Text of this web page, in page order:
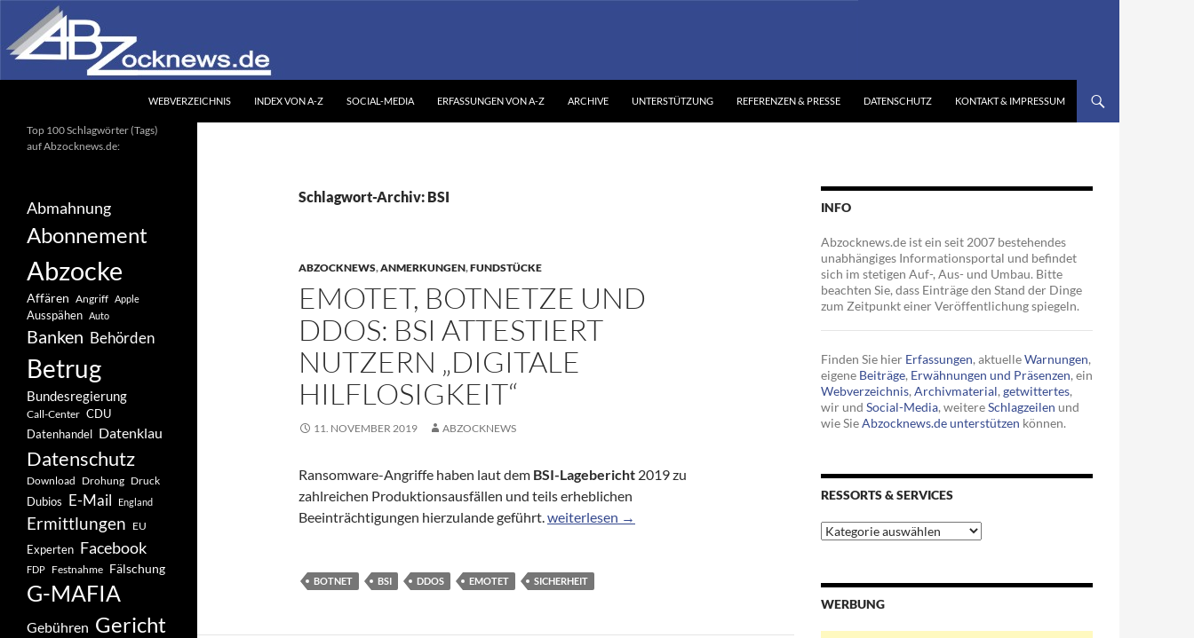
Inhalt
springen
WEBVERZEICHNIS INDEX VON A-Z SOCIAL-MEDIA ERFASSUNGEN VON A-Z ARCHIVE UNTERSTÜTZUNG REFERENZEN & PRESSE DATENSCHUTZ KONTAKT & IMPRESSUM
Schlagwort-Archiv: BSI
ABZOCKNEWS,ANMERKUNGEN,FUNDSTÜCKE
EMOTET, BOTNETZE UND
DDOS: BSI ATTESTIERT
NUTZERN „DIGITALE
HILFLOSIGKEIT“
11. NOVEMBER 2019 ABZOCKNEWS
Ransomware-Angriffe haben laut dem BSI-Lagebericht 2019 zu
zahlreichen Produktionsausfällen und teils erheblichen
Beeinträchtigungen hierzulande geführt.Emotet, Botnetze und DDoS: BSI attestiert Nutzern „digitale Hilflosigkeit“
weiterlesen →
BOTNET BSI DDOS EMOTET SICHERHEIT
INFO
Abzocknews.de ist ein seit 2007 bestehendes
unabhängiges Informationsportal und befindet
sich im stetigen Auf-, Aus- und Umbau. Bitte
beachten Sie, dass Einträge den Stand der Dinge
zum Zeitpunkt einer Veröffentlichung spiegeln.
Finden Sie hier Erfassungen, aktuelleWarnungen,
eigene Beiträge, Erwähnungen und Präsenzen, ein
Webverzeichnis, Archivmaterial, getwittertes,
wir und Social-Media, weitereSchlagzeilen und
wie SieAbzocknews.de unterstützen können.
RESSORTS & SERVICES
Ressorts
&
WERBUNG
Ihr unabhängiges
Informationsportal
Top 100 Schlagwörter (Tags)
auf Abzocknews.de:
Abmahnung
Abonnement
Abzocke
Affären Angriff Apple
Ausspähen Auto
Banken Behörden
Betrug
Bundesregierung
Call-Center CDU
Datenhandel Datenklau
Datenschutz
Download Drohung Druck
Dubios E-Mail England
Ermittlungen EU
Experten Facebook
FDP Festnahme Fälschung
G-MAFIA
Gebühren Gericht